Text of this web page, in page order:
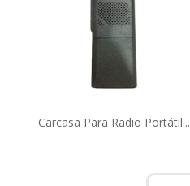
Carcasa Para Radio Portátil...